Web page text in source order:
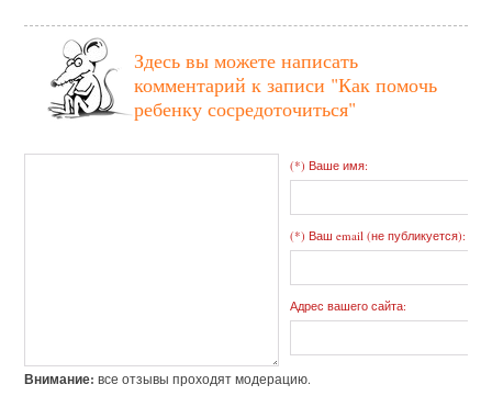
Здесь вы можете написать
комментарий к записи "Как помочь
ребенку сосредоточиться"
(*) Ваше имя:
(*) Ваш email (не публикуется):
Адрес вашего сайта:
Внимание: все отзывы проходят модерацию.